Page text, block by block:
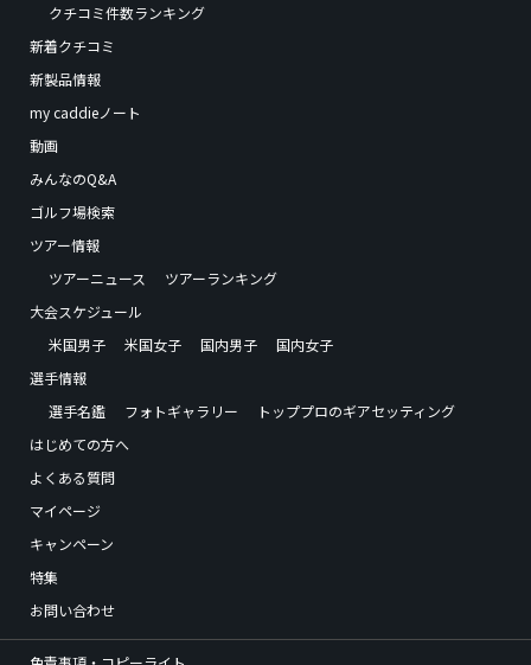
クチコミ件数ランキング
新着クチコミ
新製品情報
my caddieノート
動画
みんなのQ&A
ゴルフ場検索
ツアー情報
ツアーニュース
ツアーランキング
大会スケジュール
米国男子
米国女子 国内男子
国内女子
選手情報
選手名鑑
フォトギャラリー
トッププロのギアセッティング
はじめての方へ
よくある質問
マイページ
キャンペーン
特集
お問い合わせ